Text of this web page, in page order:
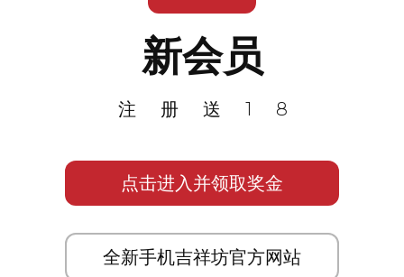
新会员
注册送18
点击进入并领取奖金
全新手机吉祥坊官方网站